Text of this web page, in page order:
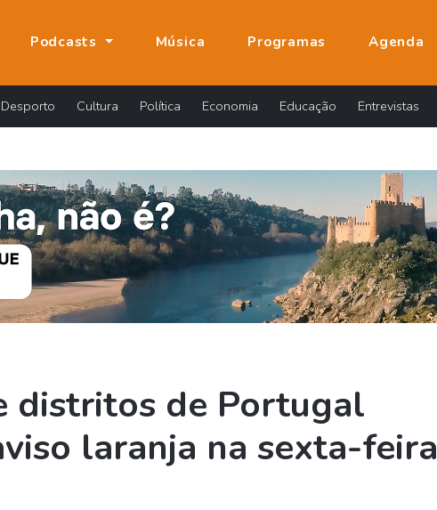
Podcasts Música Programas Agenda
Desporto Cultura Política Economia Educação Entrevistas
distritos de Portugal
laranja na sexta-feira